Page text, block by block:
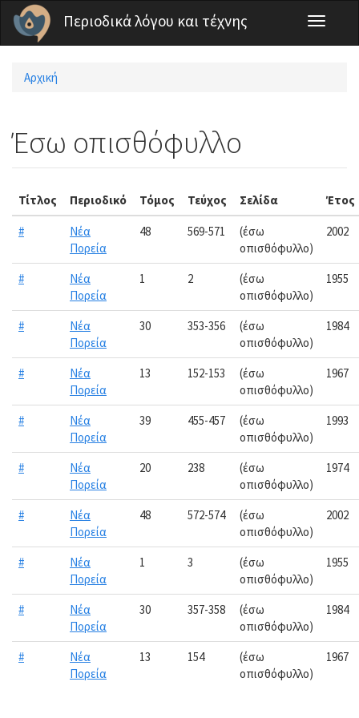
Παράκαμψη προς το κυρίως περιεχόμενο
Περιοδικά λόγου και τέχνης
Toggle
Είστε εδώ
Αρχική
Έσω οπισθόφυλλο
Τίτλος Περιοδικό Τόμος Τεύχος Σελίδα Έτος
#
Νέα
Πορεία
48 569-571
(έσω
οπισθόφυλλο)
2002
#
Νέα
Πορεία
1 2
(έσω
οπισθόφυλλο)
1955
#
Νέα
Πορεία
30 353-356
(έσω
οπισθόφυλλο)
1984
#
Νέα
Πορεία
13 152-153
(έσω
οπισθόφυλλο)
1967
#
Νέα
Πορεία
39 455-457
(έσω
οπισθόφυλλο)
1993
#
Νέα
Πορεία
20 238
(έσω
οπισθόφυλλο)
1974
#
Νέα
Πορεία
48 572-574
(έσω
οπισθόφυλλο)
2002
#
Νέα
Πορεία
1 3
(έσω
οπισθόφυλλο)
1955
#
Νέα
Πορεία
30 357-358
(έσω
οπισθόφυλλο)
1984
#
Νέα
Πορεία
13 154
(έσω
οπισθόφυλλο)
1967